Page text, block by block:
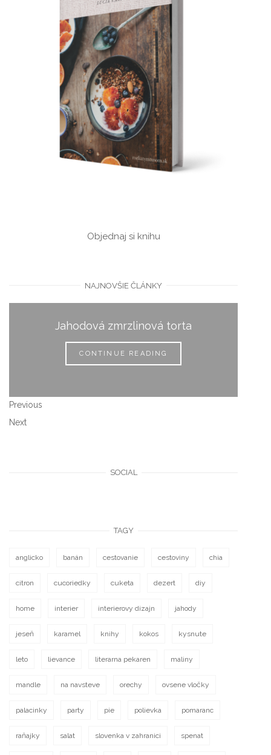
Objednaj si knihu
NAJNOVŠIE ČLÁNKY
Jahodová zmrzlinová torta
CONTINUE READING
Previous
Next
SOCIAL
TAGY
anglicko banán cestovanie cestoviny chia
citron cucoriedky cuketa dezert diy
home interier interierovy dizajn jahody
jeseň karamel knihy kokos kysnute
leto lievance literarna pekaren maliny
mandle na navsteve orechy ovsene vločky
palacinky party pie polievka pomaranc
raňajky salat slovenka v zahranici spenat